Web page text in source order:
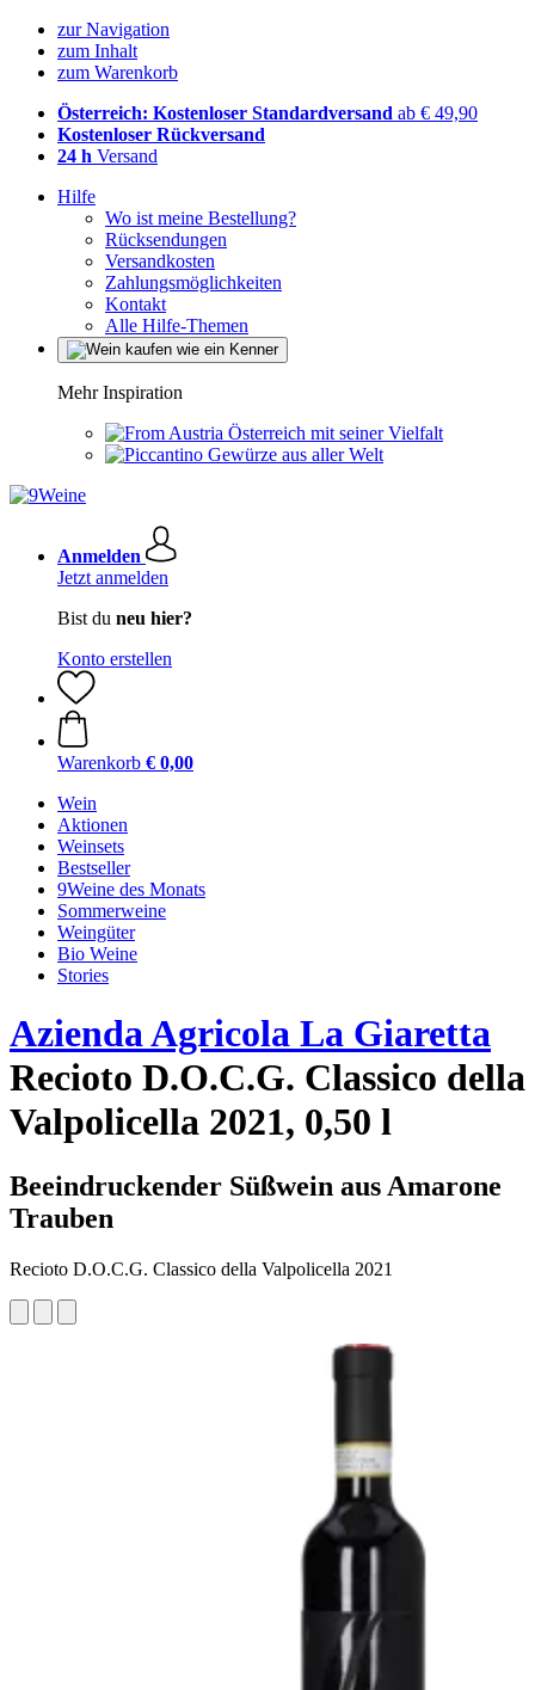
zur Navigation
zum Inhalt
zum Warenkorb
Österreich: Kostenloser Standardversand ab € 49,90
Kostenloser Rückversand
24 h Versand
Hilfe
Wo ist meine Bestellung?
Rücksendungen
Versandkosten
Zahlungsmöglichkeiten
Kontakt
Alle Hilfe-Themen
Mehr Inspiration
Österreich mit seiner Vielfalt
Gewürze aus aller Welt
Anmelden
Jetzt anmelden
Bist du neu hier?
Konto erstellen
Warenkorb € 0,00
Wein
Aktionen
Weinsets
Bestseller
9Weine des Monats
Sommerweine
Weingüter
Bio Weine
Stories
Azienda Agricola La Giaretta
Recioto D.O.C.G. Classico della
Valpolicella 2021, 0,50 l
Beeindruckender Süßwein aus Amarone
Trauben
Recioto D.O.C.G. Classico della Valpolicella 2021